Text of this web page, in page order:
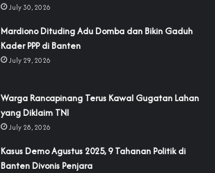
July 30, 2026
‎Mardiono Dituding Adu Domba dan Bikin Gaduh
Kader PPP di Banten
July 29, 2026
‎Warga Rancapinang Terus Kawal Gugatan Lahan
yang Diklaim TNI‎‎
July 28, 2026
‎Kasus Demo Agustus 2025, 9 Tahanan Politik di
Banten Divonis Penjara